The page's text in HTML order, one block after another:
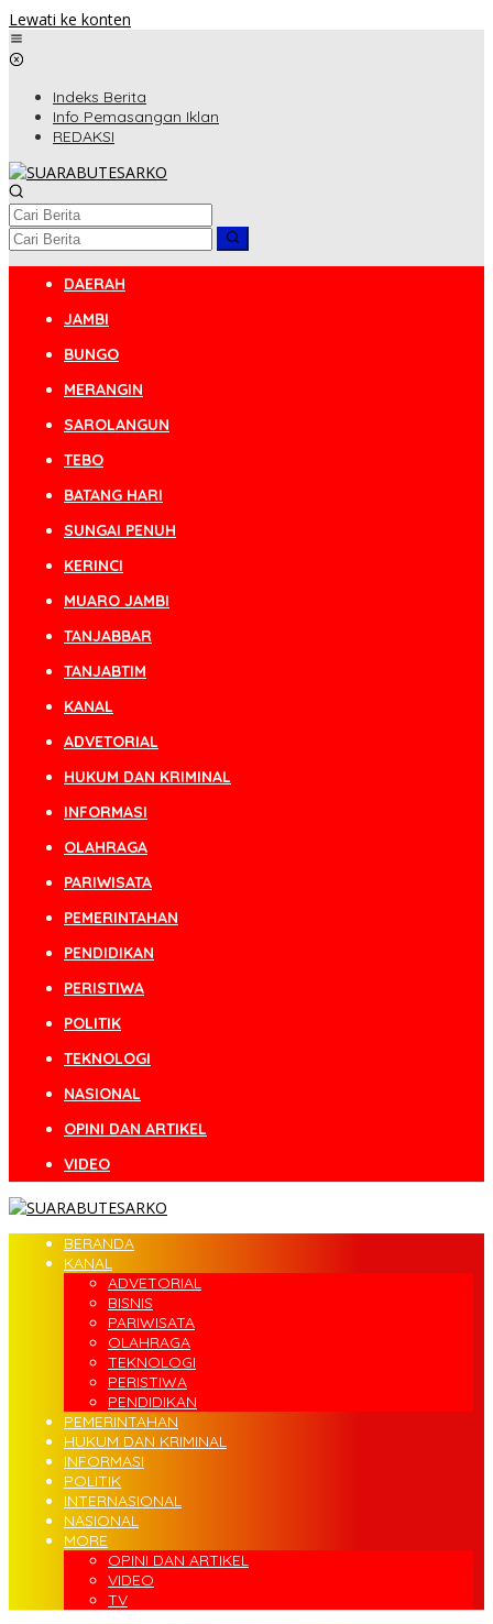
Lewati ke konten
Indeks Berita
Info Pemasangan Iklan
REDAKSI
DAERAH
JAMBI
BUNGO
MERANGIN
SAROLANGUN
TEBO
BATANG HARI
SUNGAI PENUH
KERINCI
MUARO JAMBI
TANJABBAR
TANJABTIM
KANAL
ADVETORIAL
HUKUM DAN KRIMINAL
INFORMASI
OLAHRAGA
PARIWISATA
PEMERINTAHAN
PENDIDIKAN
PERISTIWA
POLITIK
TEKNOLOGI
NASIONAL
OPINI DAN ARTIKEL
VIDEO
BERANDA
KANAL
ADVETORIAL
BISNIS
PARIWISATA
OLAHRAGA
TEKNOLOGI
PERISTIWA
PENDIDIKAN
PEMERINTAHAN
HUKUM DAN KRIMINAL
INFORMASI
POLITIK
INTERNASIONAL
NASIONAL
MORE
OPINI DAN ARTIKEL
VIDEO
TV